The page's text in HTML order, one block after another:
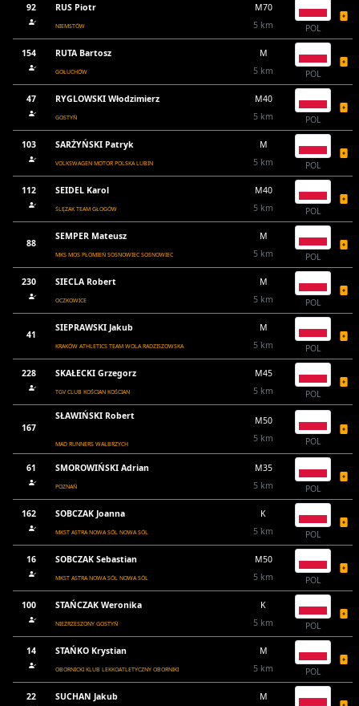
92 RUS Piotr
NIEMSTÓW
M70
5 km
POL
154 RUTA Bartosz
GOŁUCHÓW
M
5 km
POL
47 RYGLOWSKI Włodzimierz
GOSTYŃ
M40
5 km
POL
103 SARŻYŃSKI Patryk
VOLKSWAGEN MOTOR POLSKA LUBIN
M
5 km
POL
112 SEIDEL Karol
ŚLĘZAK TEAM GŁOGÓW
M40
5 km
POL
88
SEMPER Mateusz
MKS MOS PŁOMIEŃ SOSNOWIEC SOSNOWIEC
M
5 km
POL
230 SIECLA Robert
OCZKOWICE
M
5 km
POL
41
SIEPRAWSKI Jakub
KRAKÓW ATHLETICS TEAM WOLA RADZISZOWSKA
M
5 km
POL
228 SKAŁECKI Grzegorz
TGV CLUB KOŚCIAN KOŚCIAN
M45
5 km
POL
167
SŁAWIŃSKI Robert
MAD RUNNERS WAŁBRZYCH
M50
5 km
POL
61 SMOROWIŃSKI Adrian
POZNAŃ
M35
5 km
POL
162 SOBCZAK Joanna
MKST ASTRA NOWA SÓL NOWA SÓL
K
5 km
POL
16 SOBCZAK Sebastian
MKST ASTRA NOWA SÓL NOWA SÓL
M50
5 km
POL
100 STAŃCZAK Weronika
NIEZRZESZONY GOSTYŃ
K
5 km
POL
14 STAŃKO Krystian
OBORNICKI KLUB LEKKOATLETYCZNY OBORNIKI
M
5 km
POL
22 SUCHAN Jakub
M